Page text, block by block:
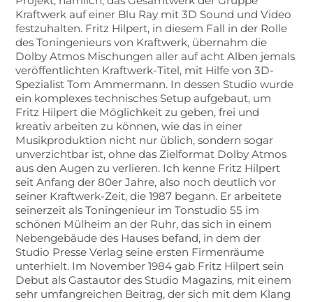
Kraftwerk auf einer Blu Ray mit 3D Sound und Video
festzuhalten. Fritz Hilpert, in diesem Fall in der Rolle
des Toningenieurs von Kraftwerk, übernahm die
Dolby Atmos Mischungen aller auf acht Alben jemals
veröffentlichten Kraftwerk-Titel, mit Hilfe von 3D-
Spezialist Tom Ammermann. In dessen Studio wurde
ein komplexes technisches Setup aufgebaut, um
Fritz Hilpert die Möglichkeit zu geben, frei und
kreativ arbeiten zu können, wie das in einer
Musikproduktion nicht nur üblich, sondern sogar
unverzichtbar ist, ohne das Zielformat Dolby Atmos
aus den Augen zu verlieren. Ich kenne Fritz Hilpert
seit Anfang der 80er Jahre, also noch deutlich vor
seiner Kraftwerk-Zeit, die 1987 begann. Er arbeitete
seinerzeit als Toningenieur im Tonstudio 55 im
schönen Mülheim an der Ruhr, das sich in einem
Nebengebäude des Hauses befand, in dem der
Studio Presse Verlag seine ersten Firmenräume
unterhielt. Im November 1984 gab Fritz Hilpert sein
Debut als Gastautor des Studio Magazins, mit einem
sehr umfangreichen Beitrag, der sich mit dem Klang